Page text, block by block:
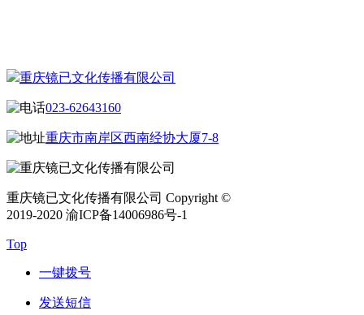
重庆镜已文化传播有限公司
023-62643160
重庆市南岸区西南经协大厦7-8
重庆镜已文化传播有限公司 Copyright ©
2019-2020 渝ICP备14006986号-1
Top
一键拨号
发送短信